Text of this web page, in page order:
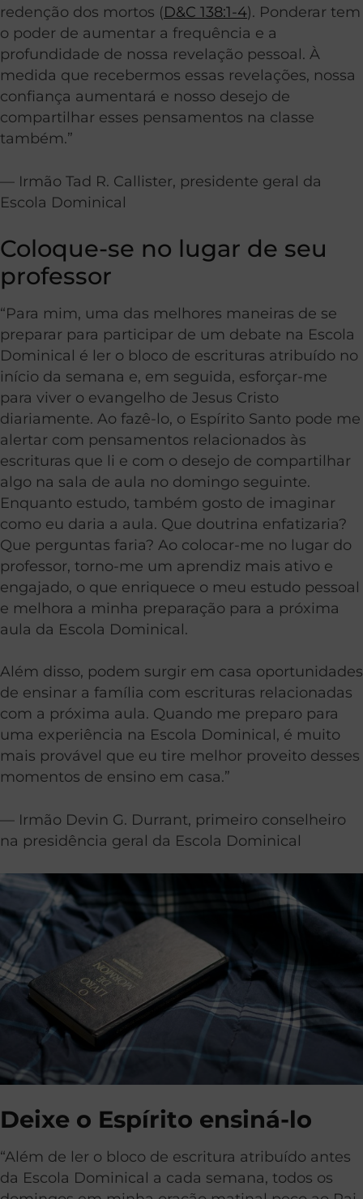
redenção dos mortos (D&C 138:1-4). Ponderar tem
o poder de aumentar a frequência e a
profundidade de nossa revelação pessoal. À
medida que recebermos essas revelações, nossa
confiança aumentará e nosso desejo de
compartilhar esses pensamentos na classe
também.”
— Irmão Tad R. Callister, presidente geral da
Escola Dominical
Coloque-se no lugar de seu
professor
“Para mim, uma das melhores maneiras de se
preparar para participar de um debate na Escola
Dominical é ler o bloco de escrituras atribuído no
início da semana e, em seguida, esforçar-me
para viver o evangelho de Jesus Cristo
diariamente. Ao fazê-lo, o Espírito Santo pode me
alertar com pensamentos relacionados às
escrituras que li e com o desejo de compartilhar
algo na sala de aula no domingo seguinte.
Enquanto estudo, também gosto de imaginar
como eu daria a aula. Que doutrina enfatizaria?
Que perguntas faria? Ao colocar-me no lugar do
professor, torno-me um aprendiz mais ativo e
engajado, o que enriquece o meu estudo pessoal
e melhora a minha preparação para a próxima
aula da Escola Dominical.
Além disso, podem surgir em casa oportunidades
de ensinar a família com escrituras relacionadas
com a próxima aula. Quando me preparo para
uma experiência na Escola Dominical, é muito
mais provável que eu tire melhor proveito desses
momentos de ensino em casa.”
— Irmão Devin G. Durrant, primeiro conselheiro
na presidência geral da Escola Dominical
Deixe o Espírito ensiná-lo
“Além de ler o bloco de escritura atribuído antes
da Escola Dominical a cada semana, todos os